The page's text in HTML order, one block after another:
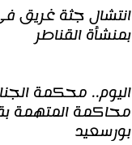
انتشال جثة غريق
بمنشأة القناطر
اليوم.. محكمة
محاكمة المتهمة
بورسعيد